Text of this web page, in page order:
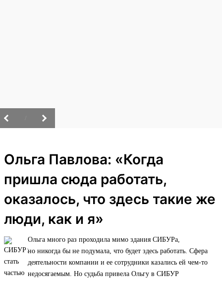
Ольга Павлова: «Когда
пришла сюда работать,
оказалось, что здесь такие же
люди, как и я»
Ольга много раз проходила мимо здания СИБУРа,
но никогда бы не подумала, что будет здесь работать. Сфера
деятельности компании и ее сотрудники казались ей чем-то
недосягаемым. Но судьба привела Ольгу в СИБУР